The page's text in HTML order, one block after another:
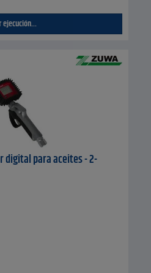
ejecución...
digital para aceites - 2-